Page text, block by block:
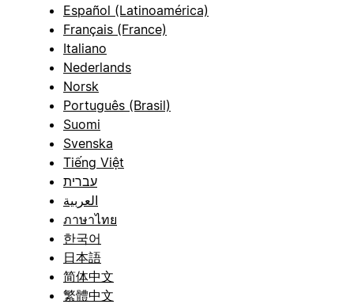
Español (Latinoamérica)
Français (France)
Italiano
Nederlands
Norsk
Português (Brasil)
Suomi
Svenska
Tiếng Việt
עברית
العربية
ภาษาไทย
한국어
日本語
简体中文
繁體中文